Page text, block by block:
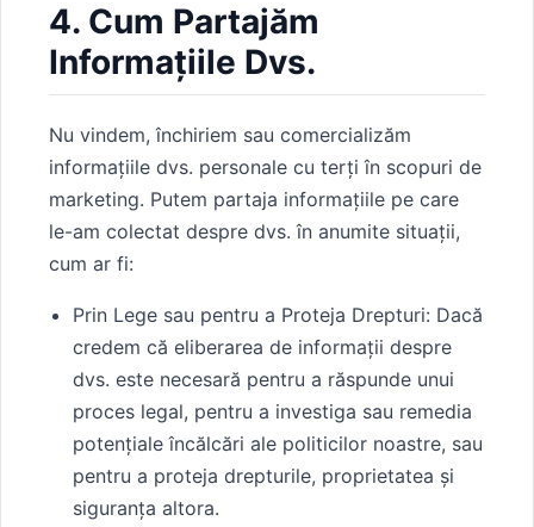
4. Cum Partajăm
Informațiile Dvs.
Nu vindem, închiriem sau comercializăm
informațiile dvs. personale cu terți în scopuri de
marketing. Putem partaja informațiile pe care
le-am colectat despre dvs. în anumite situații,
cum ar fi:
Prin Lege sau pentru a Proteja Drepturi: Dacă
credem că eliberarea de informații despre
dvs. este necesară pentru a răspunde unui
proces legal, pentru a investiga sau remedia
potențiale încălcări ale politicilor noastre, sau
pentru a proteja drepturile, proprietatea și
siguranța altora.